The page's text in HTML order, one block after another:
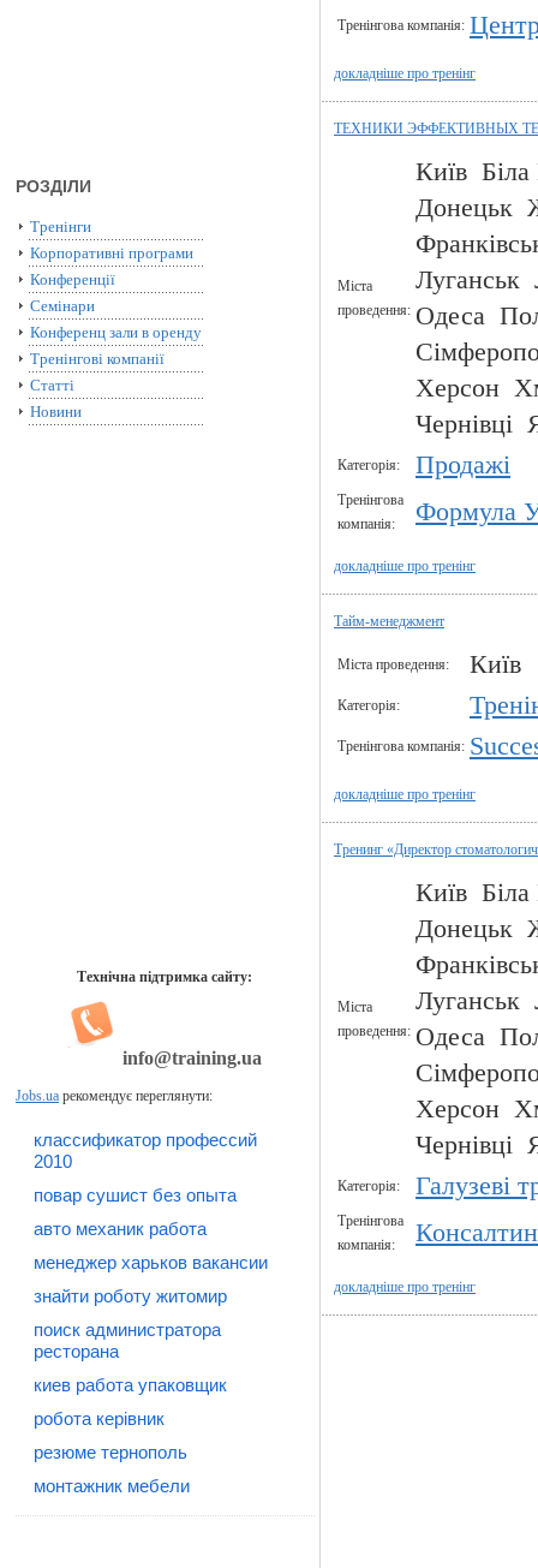
РОЗДІЛИ
Тренінги
Корпоративні програми
Конференції
Семінари
Конференц зали в оренду
Тренінгові компанії
Статті
Новини
Технічна підтримка сайту:
info@training.ua
Jobs.ua рекомендує переглянути:
классификатор профессий
2010
повар сушист без опыта
авто механик работа
менеджер харьков вакансии
знайти роботу житомир
поиск администратора
ресторана
киев работа упаковщик
робота керівник
резюме тернополь
монтажник мебели
Тренінгова компанія:
докладніше про тренінг
ТЕХНИКИ ЭФФЕКТИВНЫХ
Міста
проведення:
Київ
Донецьк
Луганськ
Одеса
Херсон
Чернівці
Категорія: Продажі
Тренінгова
компанія:
Формула
докладніше про тренінг
Тайм-менеджмент
Міста проведення: Київ
Категорія:
Тренінгова компанія:
докладніше про тренінг
Тренинг «Директор
Міста
проведення:
Київ
Донецьк
Луганськ
Одеса
Херсон
Чернівці
Категорія: Галузеві
Тренінгова
компанія:
докладніше про тренінг